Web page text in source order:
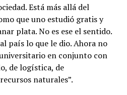
Está más allá del
que uno estudió gratis y
plata. No es ese el sentido.
país lo que le dio. Ahora no
en conjunto con
de logística, de
naturales”.